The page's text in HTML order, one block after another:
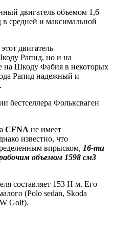
двигатель объемом 1,6
средней и максимальной
двигатель
Рапид, но и на
на Шкоду Фабия в некоторых
Рапид надежный и
бестселлера Фольксваген
CFNA не имеет
известно, что
впрыском, 16-ти
объемом 1598 см3
составляет 153 Н м. Его
(Polo sedan, Skoda
Golf).